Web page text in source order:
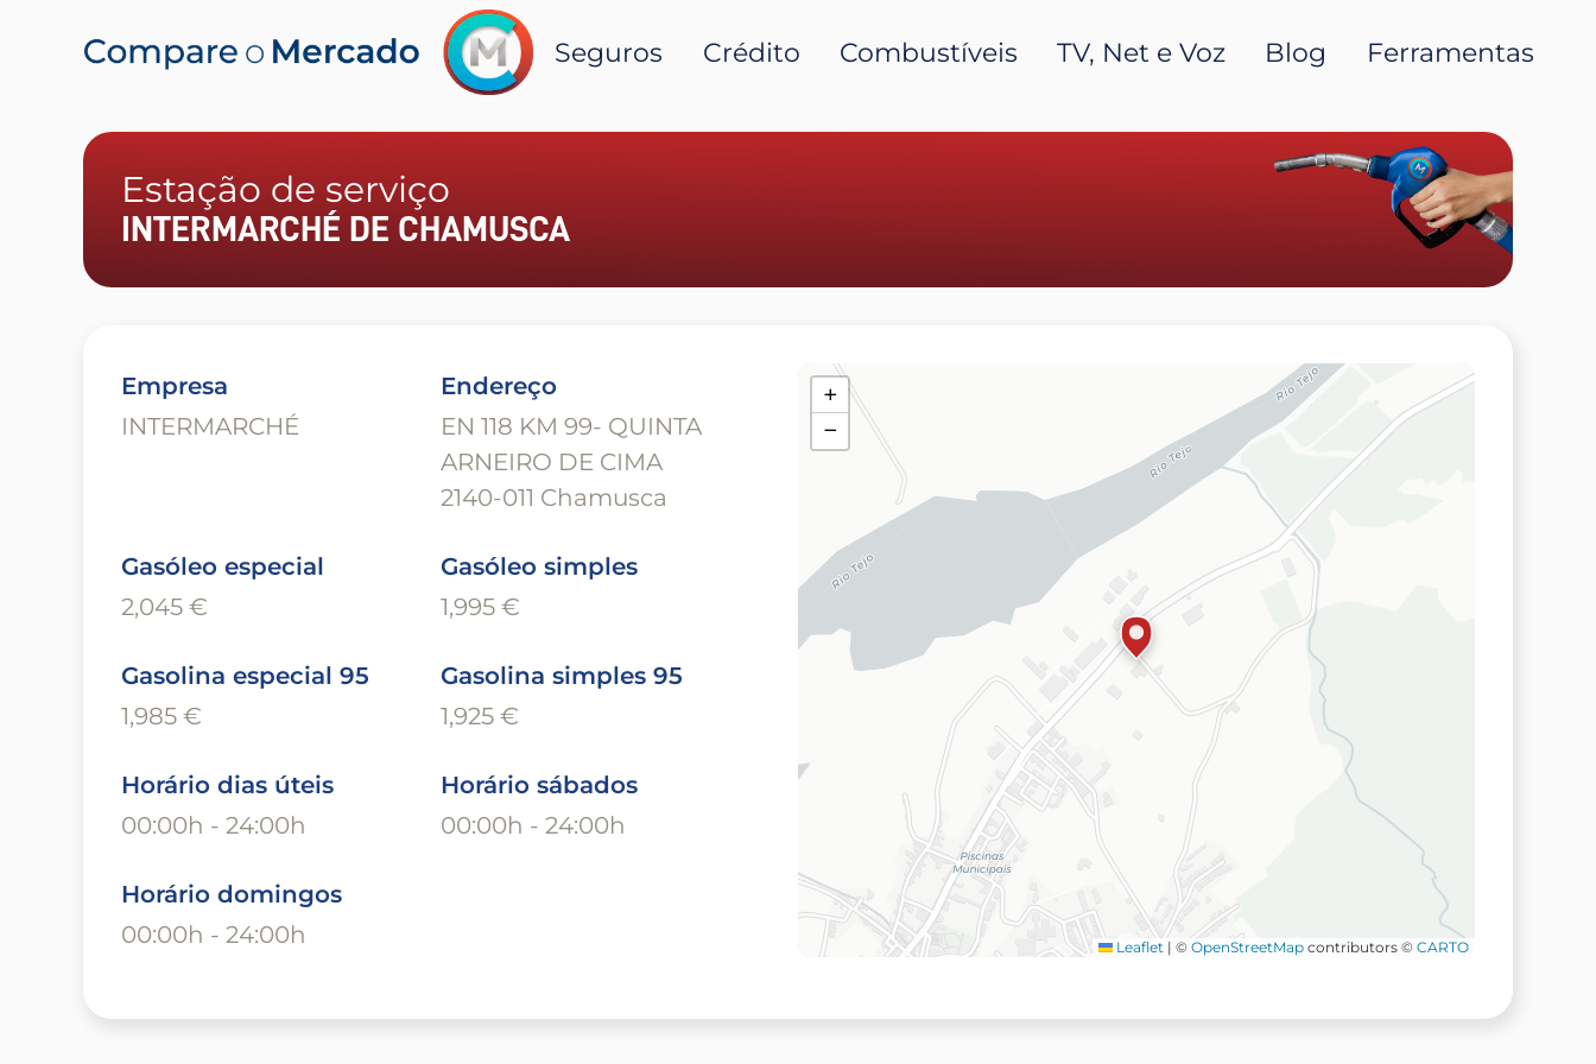
Seguros Crédito Combustíveis TV, Net e Voz Blog Ferramentas
Estação de serviço
INTERMARCHÉ DE CHAMUSCA
Empresa
INTERMARCHÉ
Endereço
EN 118 KM 99- QUINTA
ARNEIRO DE CIMA
2140-011 Chamusca
Gasóleo especial
2,045 €
Gasóleo simples
1,995 €
Gasolina especial 95
1,985 €
Gasolina simples 95
1,925 €
Horário dias úteis
00:00h - 24:00h
Horário sábados
00:00h - 24:00h
Horário domingos
00:00h - 24:00h
+
−
Leaflet | © OpenStreetMap contributors © CARTO